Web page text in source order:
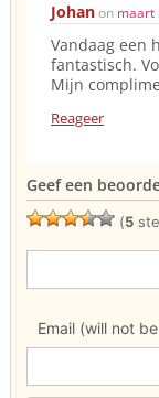
Johanon maart
Vandaag een
fantastisch.
Mijn
Reageer
Geef een
(5
Email (will not